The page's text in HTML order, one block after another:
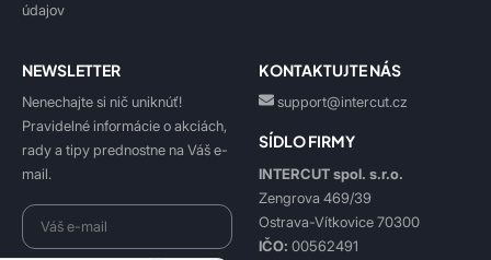
údajov
NEWSLETTER
Nenechajte si nič uniknúť!
Pravidelné informácie o akciách,
rady a tipy prednostne na Váš e-
mail.
KONTAKTUJTE NÁS
support@intercut.cz
SÍDLO FIRMY
INTERCUT spol. s.r.o.
Zengrova 469/39
Ostrava-Vítkovice 70300
IČO: 00562491